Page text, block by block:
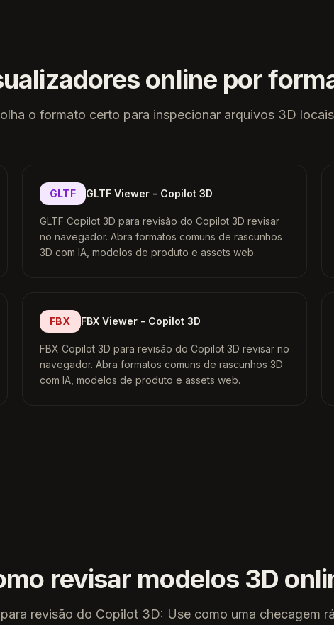
online por
o formato certo para inspecionar arquivos 3D
GLTF GLTF Viewer - Copilot 3D
GLTF Copilot 3D para revisão do Copilot 3D revisar
no navegador. Abra formatos comuns de rascunhos
3D com IA, modelos de produto e assets web.
FBX FBX Viewer - Copilot 3D
FBX Copilot 3D para revisão do Copilot 3D revisar no
navegador. Abra formatos comuns de rascunhos 3D
com IA, modelos de produto e assets web.
revisar modelos 3D
revisão do Copilot 3D: Use como uma checagem